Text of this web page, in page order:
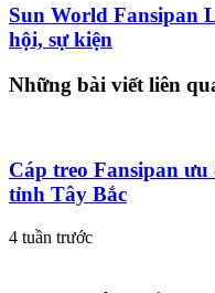
Sun World Fansipan
hội, sự kiện
Những bài viết liên
Cáp treo Fansipan
tỉnh Tây Bắc
4 tuần trước